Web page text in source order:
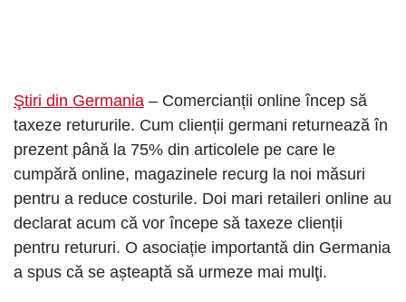
Ştiri din Germania – Comercianții online încep să
taxeze retururile. Cum clienții germani returnează în
prezent până la 75% din articolele pe care le
cumpără online, magazinele recurg la noi măsuri
pentru a reduce costurile. Doi mari retaileri online au
declarat acum că vor începe să taxeze clienții
pentru retururi. O asociație importantă din Germania
a spus că se așteaptă să urmeze mai mulţi.